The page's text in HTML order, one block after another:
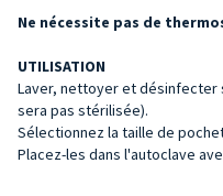
Ne nécessite pas de
UTILISATION
Laver, nettoyer et désinfecter
sera pas stérilisée).
Sélectionnez la taille de
Placez-les dans l'autoclave